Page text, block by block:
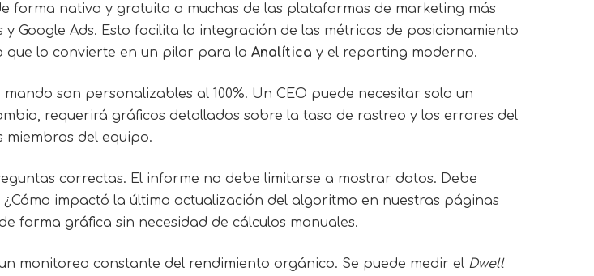
forma nativa y gratuita a muchas de las plataformas de marketing más
Google Ads. Esto facilita la integración de las métricas de posicionamiento
que lo convierte en un pilar para la Analítica y el reporting moderno.
son personalizables al 100%. Un CEO puede necesitar solo un
requerirá gráficos detallados sobre la tasa de rastreo y los errores del
miembros del equipo.
correctas. El informe no debe limitarse a mostrar datos. Debe
impactó la última actualización del algoritmo en nuestras páginas
forma gráfica sin necesidad de cálculos manuales.
monitoreo constante del rendimiento orgánico. Se puede medir el Dwell